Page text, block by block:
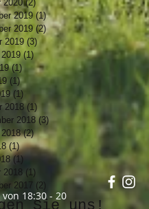
2020 (2) 2 Beiträge
2019 (1)1 Beitrag
2019 (2)2 Beiträge
2019 (3) 3 Beiträge
(1)1 Beitrag
(1) 1 Beitrag
(1)1 Beitrag
(1)
2018 (1) 1 Beitrag
2018 (3)
(2)2 Beiträge
(1)1 Beitrag
(1)1 Beitrag
2018 (1)
2017
(2) 2 Beiträge
von 18:30 - 20